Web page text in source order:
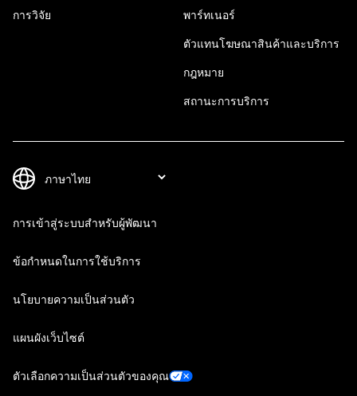
การวิจัย พาร์ทเนอร์
ตัวแทนโฆษณาสินค้าและบริการ
กฎหมาย
สถานะการบริการ
การเข้าสู่ระบบสำหรับผู้พัฒนา
ข้อกำหนดในการใช้บริการ
นโยบายความเป็นส่วนตัว
แผนผังเว็บไซต์
ตัวเลือกความเป็นส่วนตัวของคุณ